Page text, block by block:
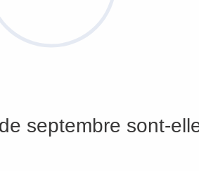
septembre sont-